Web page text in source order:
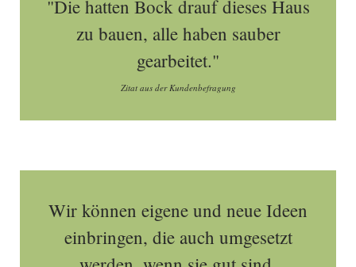
"Die hatten Bock drauf dieses Haus
zu bauen, alle haben sauber
gearbeitet."
Zitat aus der Kundenbefragung
Wir können eigene und neue Ideen
einbringen, die auch umgesetzt